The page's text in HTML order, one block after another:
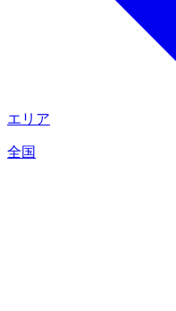
エリア
全国